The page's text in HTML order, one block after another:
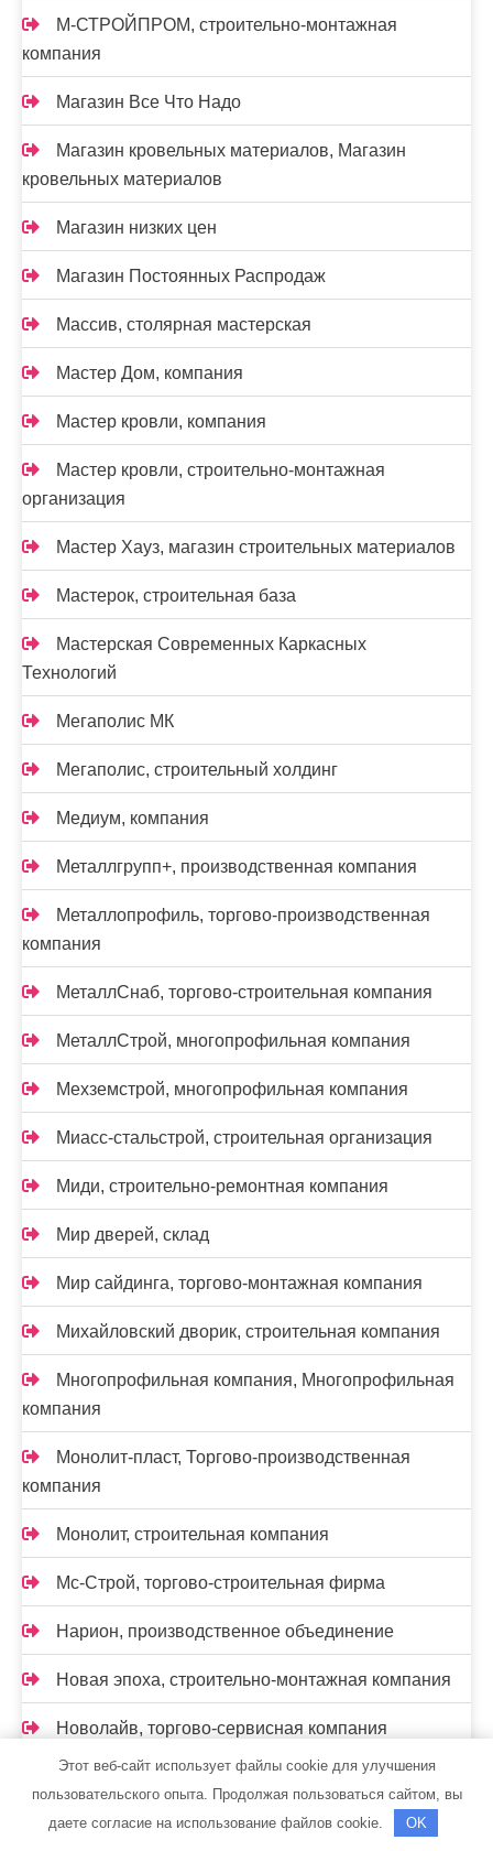
М-СТРОЙПРОМ, строительно-монтажная
компания
Магазин Все Что Надо
Магазин кровельных материалов, Магазин
кровельных материалов
Магазин низких цен
Магазин Постоянных Распродаж
Массив, столярная мастерская
Мастер Дом, компания
Мастер кровли, компания
Мастер кровли, строительно-монтажная
организация
Мастер Хауз, магазин строительных материалов
Мастерок, строительная база
Мастерская Современных Каркасных
Технологий
Мегаполис МК
Мегаполис, строительный холдинг
Медиум, компания
Металлгрупп+, производственная компания
Металлопрофиль, торгово-производственная
компания
МеталлСнаб, торгово-строительная компания
МеталлСтрой, многопрофильная компания
Мехземстрой, многопрофильная компания
Миасс-cтальстрой, строительная организация
Миди, строительно-ремонтная компания
Мир дверей, склад
Мир сайдинга, торгово-монтажная компания
Михайловский дворик, строительная компания
Многопрофильная компания, Многопрофильная
компания
Монолит-пласт, Торгово-производственная
компания
Монолит, строительная компания
Мс-Строй, торгово-строительная фирма
Нарион, производственное объединение
Новая эпоха, строительно-монтажная компания
Новолайв, торгово-сервисная компания
НОВЫЙ КВАРТАЛ, компания
Нон-Стоп
Этот веб-сайт использует файлы cookie для улучшения
пользовательского опыта. Продолжая пользоваться сайтом, вы
даете согласие на использование файлов cookie.
OK